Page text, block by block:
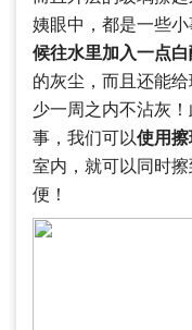
姨眼中，都是一些
候往水里加入一点
的灰尘，而且还能
少一周之内不沾灰
事，我们可以使用擦
室内，就可以同时
便！